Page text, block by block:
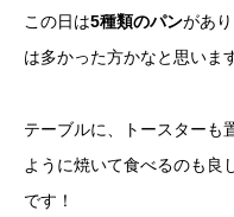
この日は5種類のパンがあ
は多かった方かなと思いま
テーブルに、トースターも
ように焼いて食べるのも良
です！